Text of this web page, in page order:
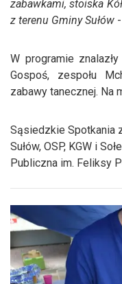
zabawkami, stoiska
z terenu Gminy Sułów
W programie
Gospoś, zespołu
zabawy tanecznej. Na
Sąsiedzkie Spotkania
Sułów, OSP, KGW i
Publiczna im. Feliksy